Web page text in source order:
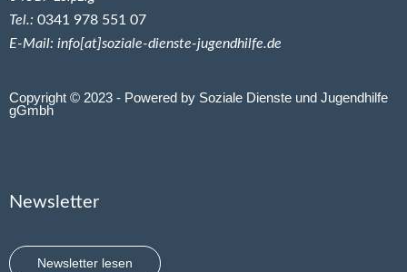
Tel.: 0341 978 551 07
E-Mail: info[at]soziale-dienste-jugendhilfe.de
Copyright © 2023 - Powered by Soziale Dienste und Jugendhilfe
gGmbh
Newsletter
Newsletter lesen